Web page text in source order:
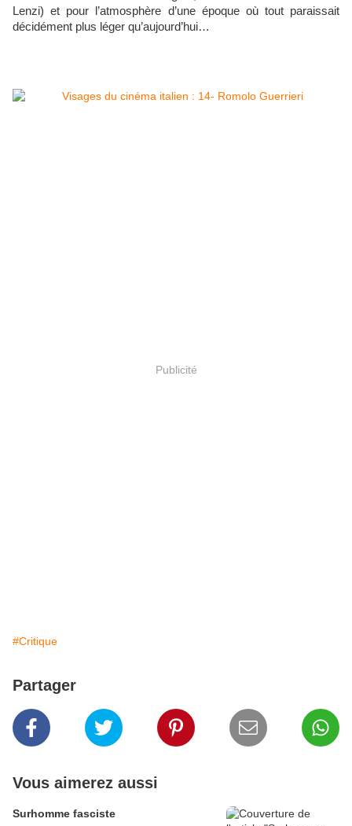
Lenzi) et pour l’atmosphère d’une époque où tout paraissait
décidément plus léger qu’aujourd’hui…
Publicité
#Critique
Partager
Vous aimerez aussi
Surhomme fasciste